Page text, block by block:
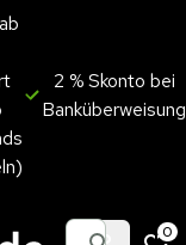
2 % Skonto bei
Banküberweisung
0